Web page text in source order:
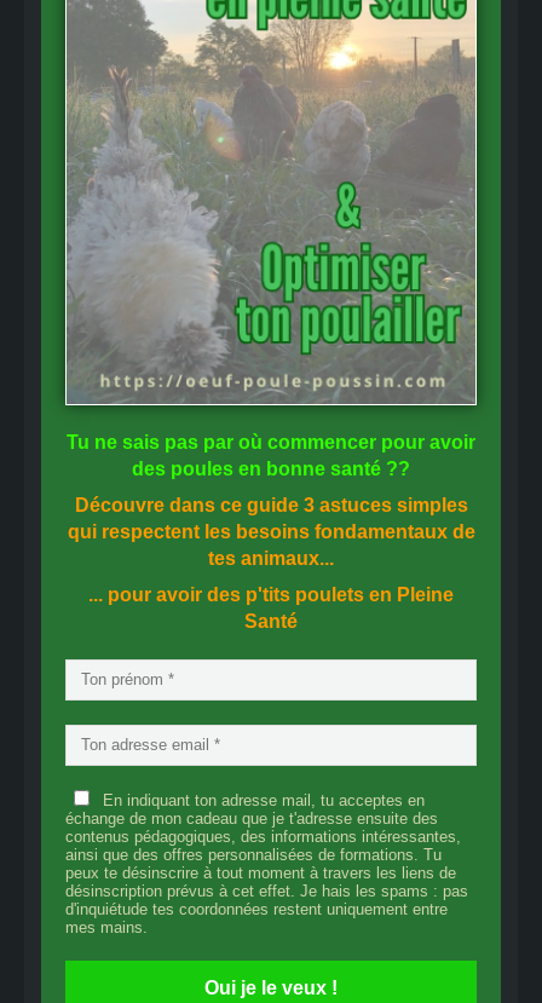
Tu ne sais pas par où commencer pour avoir
des poules en bonne santé ??
Découvre dans ce guide 3 astuces simples
qui respectent les besoins fondamentaux de
tes animaux...
... pour avoir des p'tits poulets en Pleine
Santé
En indiquant ton adresse mail, tu acceptes en
échange de mon cadeau que je t'adresse ensuite des
contenus pédagogiques, des informations intéressantes,
ainsi que des offres personnalisées de formations. Tu
peux te désinscrire à tout moment à travers les liens de
désinscription prévus à cet effet. Je hais les spams : pas
d'inquiétude tes coordonnées restent uniquement entre
mes mains.
Oui je le veux !